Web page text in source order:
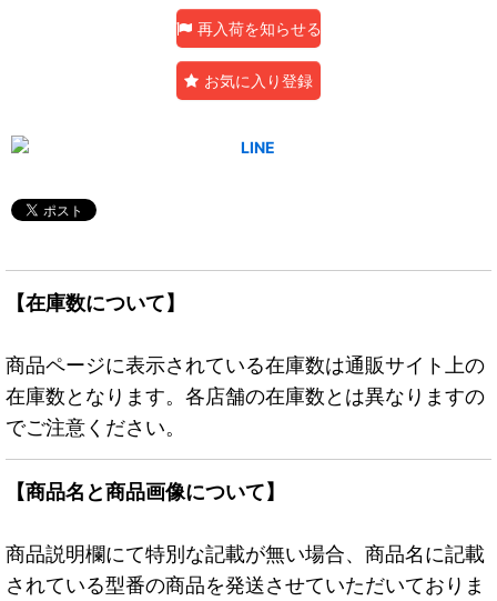
再入荷を知らせる
お気に入り登録
【在庫数について】
商品ページに表示されている在庫数は通販サイト上の
在庫数となります。各店舗の在庫数とは異なりますの
でご注意ください。
【商品名と商品画像について】
商品説明欄にて特別な記載が無い場合、商品名に記載
されている型番の商品を発送させていただいておりま